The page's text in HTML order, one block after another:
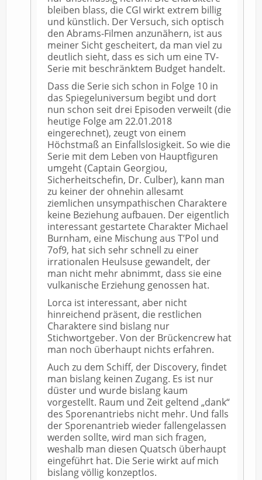
bleiben blass, die CGI wirkt extrem billig
und künstlich. Der Versuch, sich optisch
den Abrams-Filmen anzunähern, ist aus
meiner Sicht gescheitert, da man viel zu
deutlich sieht, dass es sich um eine TV-
Serie mit beschränktem Budget handelt.
Dass die Serie sich schon in Folge 10 in
das Spiegeluniversum begibt und dort
nun schon seit drei Episoden verweilt (die
heutige Folge am 22.01.2018
eingerechnet), zeugt von einem
Höchstmaß an Einfallslosigkeit. So wie die
Serie mit dem Leben von Hauptfiguren
umgeht (Captain Georgiou,
Sicherheitschefin, Dr. Culber), kann man
zu keiner der ohnehin allesamt
ziemlichen unsympathischen Charaktere
keine Beziehung aufbauen. Der eigentlich
interessant gestartete Charakter Michael
Burnham, eine Mischung aus T’Pol und
7of9, hat sich sehr schnell zu einer
irrationalen Heulsuse gewandelt, der
man nicht mehr abnimmt, dass sie eine
vulkanische Erziehung genossen hat.
Lorca ist interessant, aber nicht
hinreichend präsent, die restlichen
Charaktere sind bislang nur
Stichwortgeber. Von der Brückencrew hat
man noch überhaupt nichts erfahren.
Auch zu dem Schiff, der Discovery, findet
man bislang keinen Zugang. Es ist nur
düster und wurde bislang kaum
vorgestellt. Raum und Zeit geltend „dank“
des Sporenantriebs nicht mehr. Und falls
der Sporenantrieb wieder fallengelassen
werden sollte, wird man sich fragen,
weshalb man diesen Quatsch überhaupt
eingeführt hat. Die Serie wirkt auf mich
bislang völlig konzeptlos.